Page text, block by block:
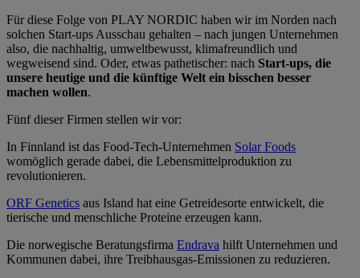
Für diese Folge von PLAY NORDIC haben wir im Norden nach
solchen Start-ups Ausschau gehalten – nach jungen Unternehmen
also, die nachhaltig, umweltbewusst, klimafreundlich und
wegweisend sind. Oder, etwas pathetischer: nach Start-ups, die
unsere heutige und die künftige Welt ein bisschen besser
machen wollen.
Fünf dieser Firmen stellen wir vor:
In Finnland ist das Food-Tech-Unternehmen Solar Foods
womöglich gerade dabei, die Lebensmittelproduktion zu
revolutionieren.
ORF Genetics aus Island hat eine Getreidesorte entwickelt, die
tierische und menschliche Proteine erzeugen kann.
Die norwegische Beratungsfirma Endrava hilft Unternehmen und
Kommunen dabei, ihre Treibhausgas-Emissionen zu reduzieren.